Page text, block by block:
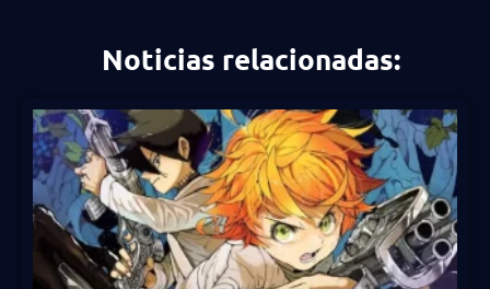
Noticias relacionadas: